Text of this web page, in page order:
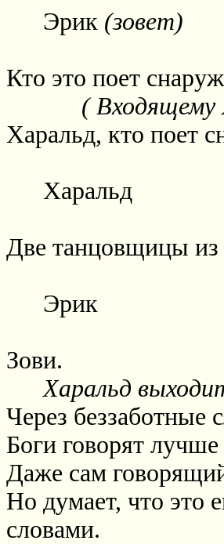
Эрик (зовет)
Кто это поет
( Входящему
Харальд, кто поет
Харальд
Две танцовщицы из
Эрик
Зови.
Харальд
Через беззаботные
Боги говорят
Даже сам
Но думает, что это
словами.